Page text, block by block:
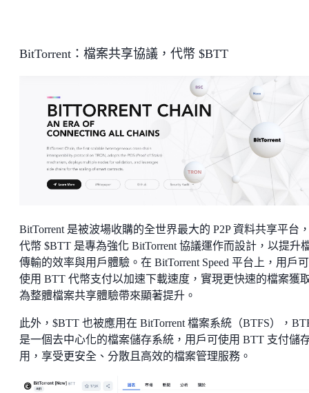
BitTorrent：檔案共享協議，代幣 $BTT
BitTorrent 是被波場收購的全世界最大的 P2P 資料共享平台
代幣 $BTT 是專為強化 BitTorrent 協議運作而設計，以提升
傳輸的效率與用戶體驗。在 BitTorrent Speed 平台上，用戶
使用 BTT 代幣支付以加速下載速度，實現更快速的檔案獲
為整體檔案共享體驗帶來顯著提升。
此外，$BTT 也被應用在 BitTorrent 檔案系統（BTFS），
是一個去中心化的檔案儲存系統，用戶可使用 BTT 支付儲
用，享受更安全、分散且高效的檔案管理服務。